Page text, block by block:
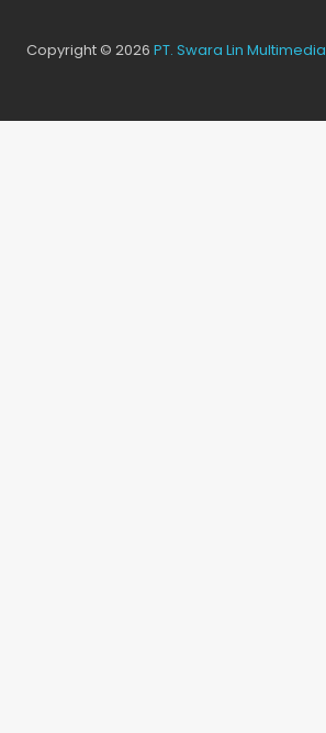
Copyright © 2026 PT. Swara Lin Multimedia